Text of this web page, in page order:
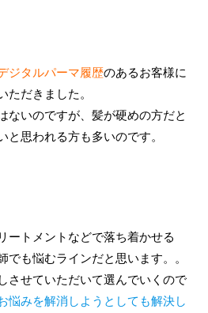
ジタルパーマ履歴のあるお客様に
ただきました。
ないのですが、髪が硬めの方だと
と思われる方も多いのです。
ートメントなどで落ち着かせる
でも悩むラインだと思います。。
させていただいて選んでいくので
悩みを解消しようとしても解決し